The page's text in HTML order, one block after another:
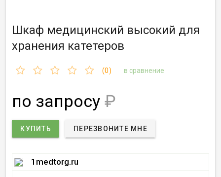
Шкаф медицинский высокий для
хранения катетеров
(0) в сравнение
по запросу ₽
КУПИТЬ ПЕРЕЗВОНИТЕ МНЕ
1medtorg.ru